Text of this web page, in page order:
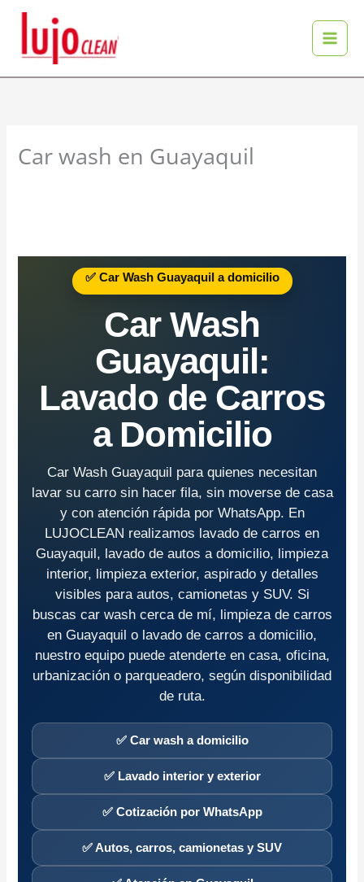
contenido
Car wash en Guayaquil
✅ Car Wash Guayaquil a domicilio
Car Wash
Guayaquil:
Lavado de Carros
a Domicilio
Car Wash Guayaquil para quienes necesitan
lavar su carro sin hacer fila, sin moverse de casa
y con atención rápida por WhatsApp. En
LUJOCLEAN realizamos lavado de carros en
Guayaquil, lavado de autos a domicilio, limpieza
interior, limpieza exterior, aspirado y detalles
visibles para autos, camionetas y SUV. Si
buscas car wash cerca de mí, limpieza de carros
en Guayaquil o lavado de carros a domicilio,
nuestro equipo puede atenderte en casa, oficina,
urbanización o parqueadero, según disponibilidad
de ruta.
✅ Car wash a domicilio
✅ Lavado interior y exterior
✅ Cotización por WhatsApp
✅ Autos, carros, camionetas y SUV